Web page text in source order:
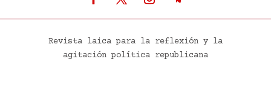
Revista laica para la reflexión y la
agitación política republicana